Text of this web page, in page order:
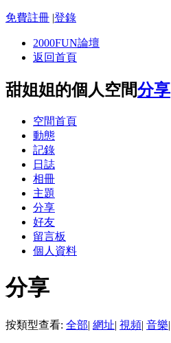
免費註冊 |登錄
2000FUN論壇
返回首頁
甜姐姐的個人空間分享
空間首頁
動態
記錄
日誌
相冊
主題
分享
好友
留言板
個人資料
分享
按類型查看: 全部| 網址| 視頻| 音樂|